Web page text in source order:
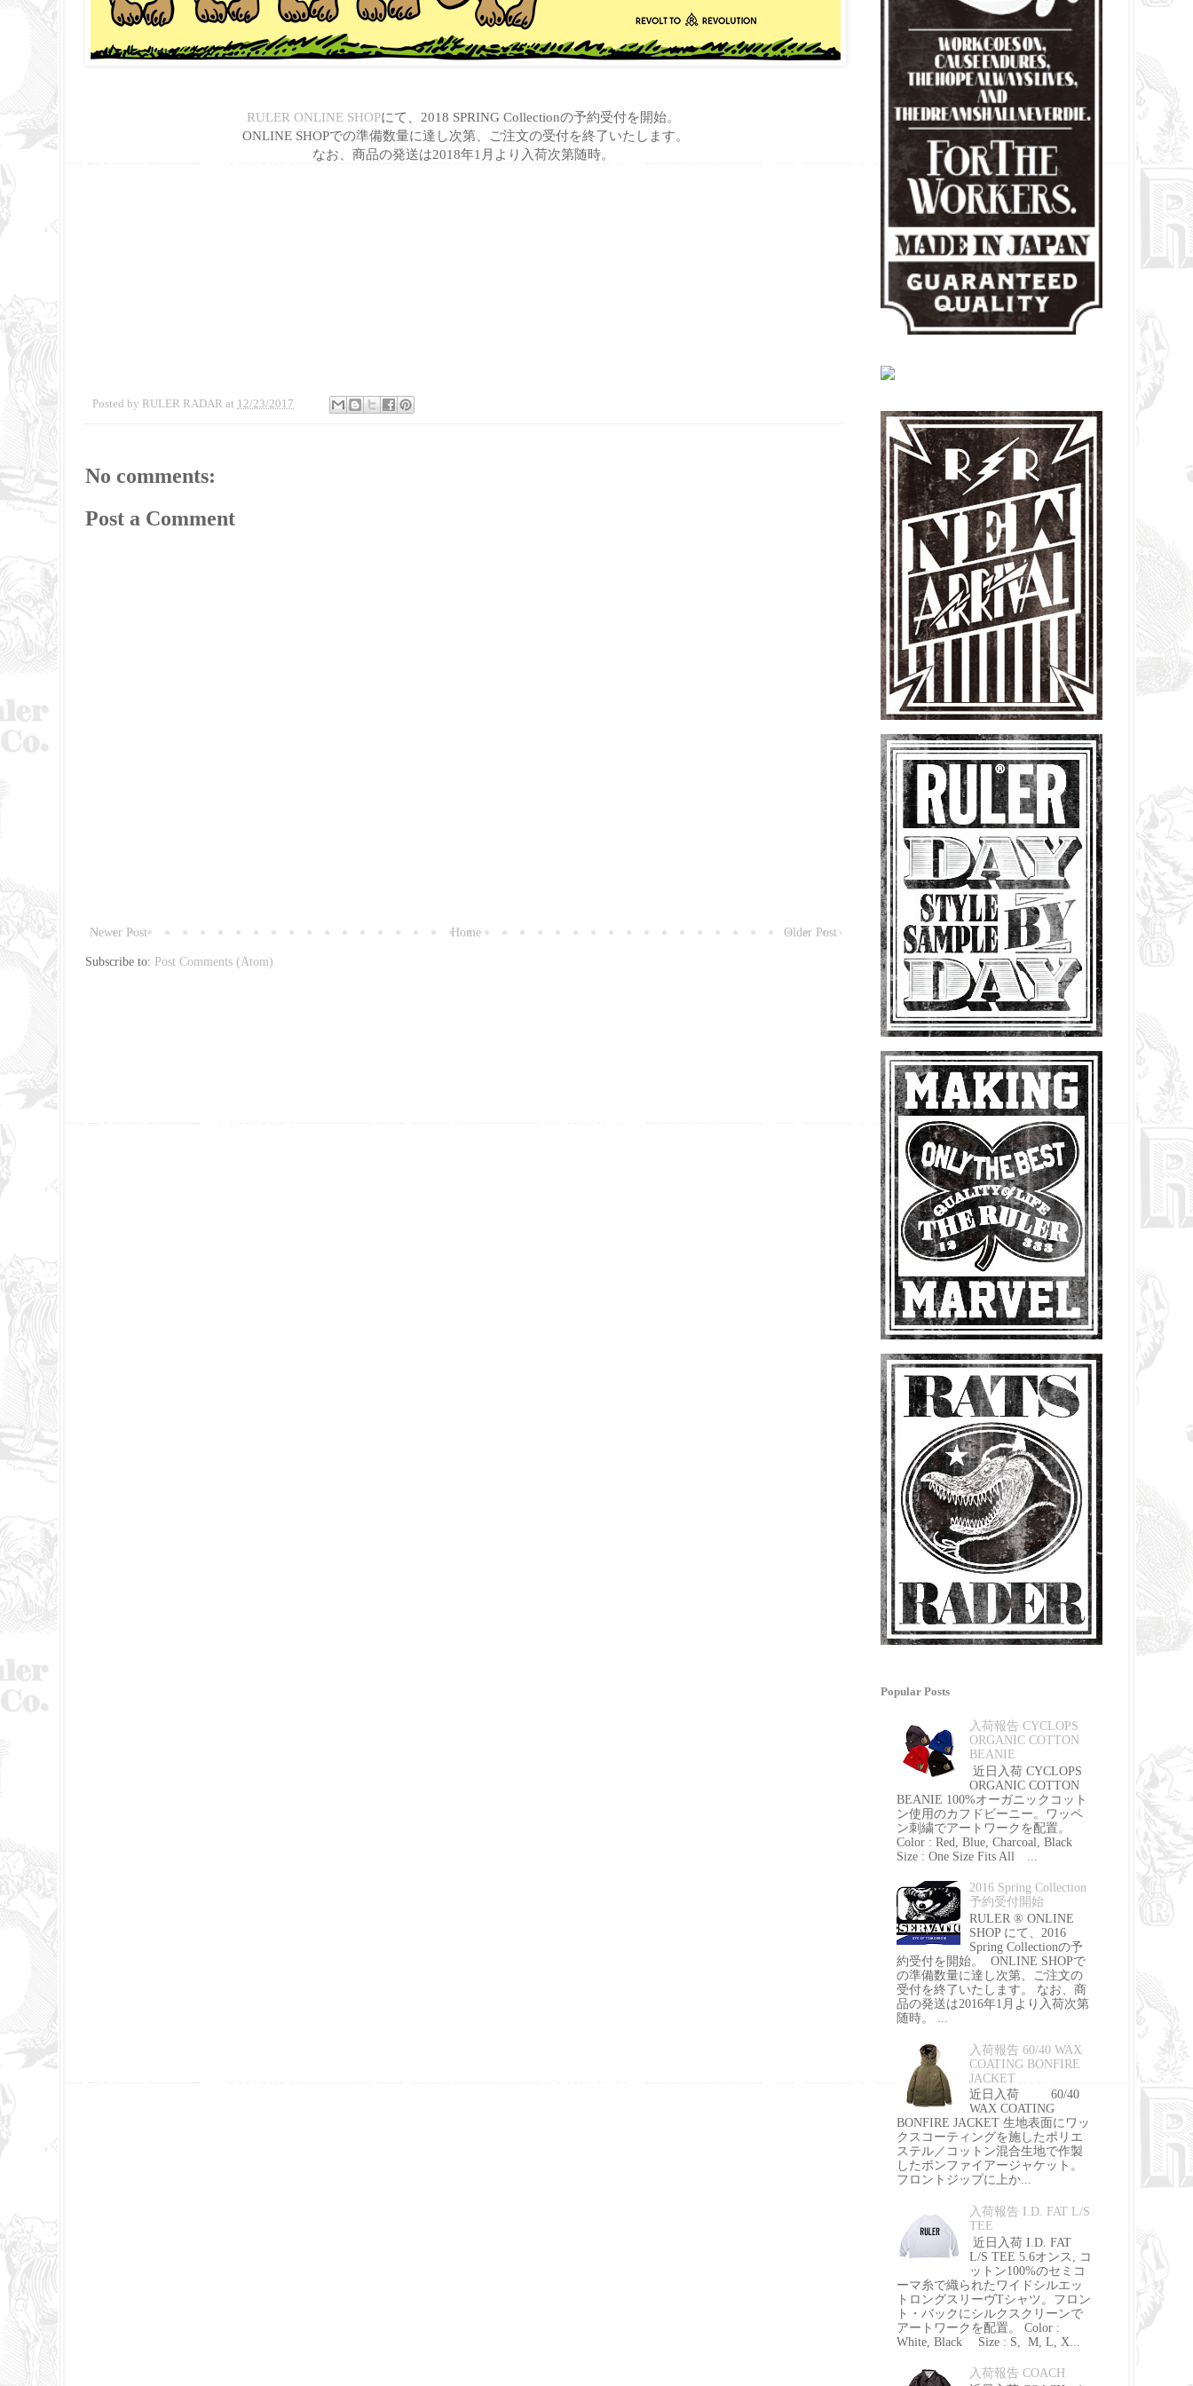
RULER ONLINE SHOPにて、2018 SPRING Collectionの予約受付を開始。
ONLINE SHOPでの準備数量に達し次第、ご注文の受付を終了いたします。
なお、商品の発送は2018年1月より入荷次第随時。
Posted by RULER RADAR at 12/23/2017
No comments:
Post a Comment
Newer Post Older Post
Home
Subscribe to: Post Comments (Atom)
Popular Posts
入荷報告 CYCLOPS
ORGANIC COTTON
BEANIE
近日入荷 CYCLOPS
ORGANIC COTTON
BEANIE 100%オーガニックコット
ン使用のカフドビーニー。ワッペ
ン刺繍でアートワークを配置。
Color : Red, Blue, Charcoal, Black
Size : One Size Fits All ...
2016 Spring Collection
予約受付開始
RULER ® ONLINE
SHOP にて、2016
Spring Collectionの予
約受付を開始。 ONLINE SHOPで
の準備数量に達し次第、ご注文の
受付を終了いたします。 なお、商
品の発送は2016年1月より入荷次第
随時。 ...
入荷報告 60/40 WAX
COATING BONFIRE
JACKET
近日入荷 60/40
WAX COATING
BONFIRE JACKET 生地表面にワッ
クスコーティングを施したポリエ
ステル／コットン混合生地で作製
したボンファイアージャケット。
フロントジップに上か...
入荷報告 I.D. FAT L/S
TEE
近日入荷 I.D. FAT
L/S TEE 5.6オンス, コ
ットン100%のセミコ
ーマ糸で織られたワイドシルエッ
トロングスリーヴTシャツ。フロン
ト・バックにシルクスクリーンで
アートワークを配置。 Color :
White, Black Size : S, M, L, X...
入荷報告 COACH